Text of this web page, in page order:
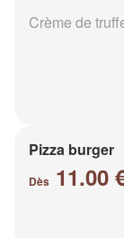
Crème de
Pizza burger
Dès 11.00